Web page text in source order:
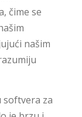
čime se
našim
za